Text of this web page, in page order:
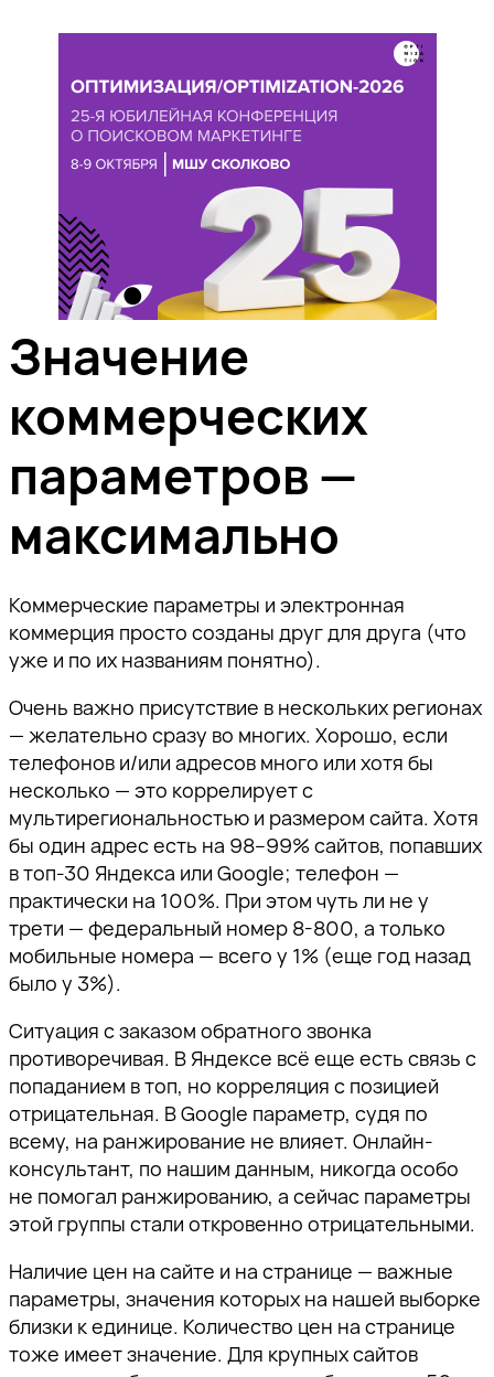
Значение
коммерческих
параметров —
максимально
Коммерческие параметры и электронная
коммерция просто созданы друг для друга (что
уже и по их названиям понятно).
Очень важно присутствие в нескольких регионах
— желательно сразу во многих. Хорошо, если
телефонов и/или адресов много или хотя бы
несколько — это коррелирует с
мультирегиональностью и размером сайта. Хотя
бы один адрес есть на 98–99% сайтов, попавших
в топ-30 Яндекса или Google; телефон —
практически на 100%. При этом чуть ли не у
трети — федеральный номер 8-800, а только
мобильные номера — всего у 1% (еще год назад
было у 3%).
Ситуация с заказом обратного звонка
противоречивая. В Яндексе всё еще есть связь с
попаданием в топ, но корреляция с позицией
отрицательная. В Google параметр, судя по
всему, на ранжирование не влияет. Онлайн-
консультант, по нашим данным, никогда особо
не помогал ранжированию, а сейчас параметры
этой группы стали откровенно отрицательными.
Наличие цен на сайте и на странице — важные
параметры, значения которых на нашей выборке
близки к единице. Количество цен на странице
тоже имеет значение. Для крупных сайтов
Спасибо за подписку!
Мы отправили вам
проверочное письмо —
Спасибо за подписку!
Мы отправили вам
проверочное письмо —
Спасибо!
Наш специалист свяжется с вами в
ближайшее время.
Подпишитесь, чтобы получать
тщательно отобранную экспертную
информацию о продвижении
Спасибо за подписку!
Мы отправили вам
проверочное письмо —